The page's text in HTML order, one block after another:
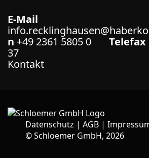
E-Mail
n +49 2361 5805 0 Telefax
37
Kontakt
Datenschutz | AGB |
©Schloemer GmbH, 2026